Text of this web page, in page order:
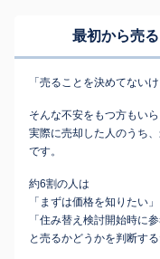
最初から売
「売ることを決めてない
そんな不安をもつ方もい
実際に売却した人のうち
です。
約6割の人は
「まずは価格を知りたい」
「住み替え検討開始時に
と売るかどうかを判断す